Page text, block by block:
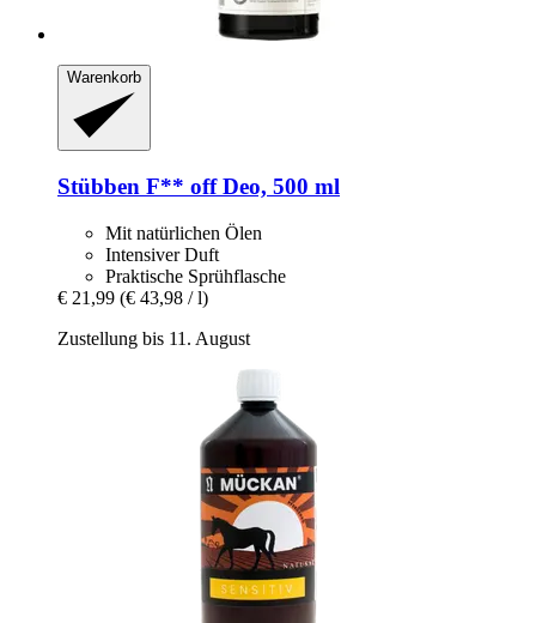
Warenkorb
Stübben F** off Deo, 500 ml
Mit natürlichen Ölen
Intensiver Duft
Praktische Sprühflasche
€ 21,99 (€ 43,98 / l)
Zustellung bis 11. August